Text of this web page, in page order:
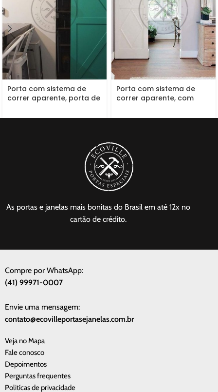
Porta com sistema de
correr aparente, porta de
pintura especial verde P.U
Porta com sistema de
correr aparente, com
branco acetinado
As portas e janelas mais bonitas do Brasil em até 12x no
cartão de crédito.
Compre por WhatsApp:
(41) 99971-0007
Envie uma mensagem:
contato@ecovilleportasejanelas.com.br
Veja no Mapa
Fale conosco
Depoimentos
Perguntas frequentes
Politícas de privacidade